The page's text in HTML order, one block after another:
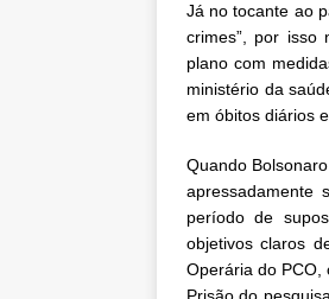
Já no tocante ao
crimes”, por isso
plano com
ministério da
em óbitos diários
Quando
apressadamente
período de
objetivos claros
Operária do PCO,